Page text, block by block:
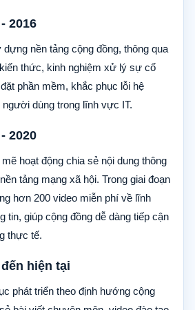
2016
nền tảng cộng đồng, thông qua
thức, kinh nghiệm xử lý sự cố
phần mềm, khắc phục lỗi hệ
dùng trong lĩnh vực IT.
2020
hoạt động chia sẻ nội dung thông
tảng mạng xã hội. Trong giai đoạn
hơn 200 video miễn phí về lĩnh
tin, giúp cộng đồng dễ dàng tiếp cận
thực tế.
hiện tại
phát triển theo định hướng cộng